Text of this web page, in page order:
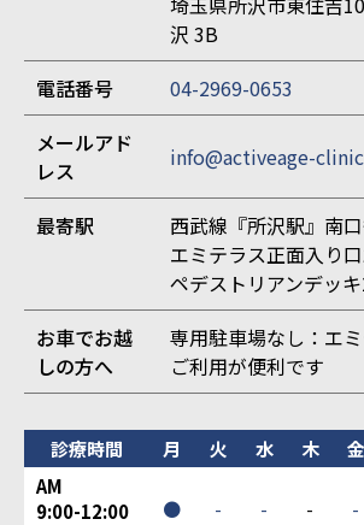
沢 3B
電話番号
04-2969-0653
メールアド
レス
info@activeage-
最寄駅
西武線『所沢駅』南
エミテラス正面入り
ペデストリアンデッ
お車でお越
しの方へ
専用駐車場なし：エ
ご利用が便利です
診療時間 月 火 水 木 金
AM
9:00-12:00
● - - - -